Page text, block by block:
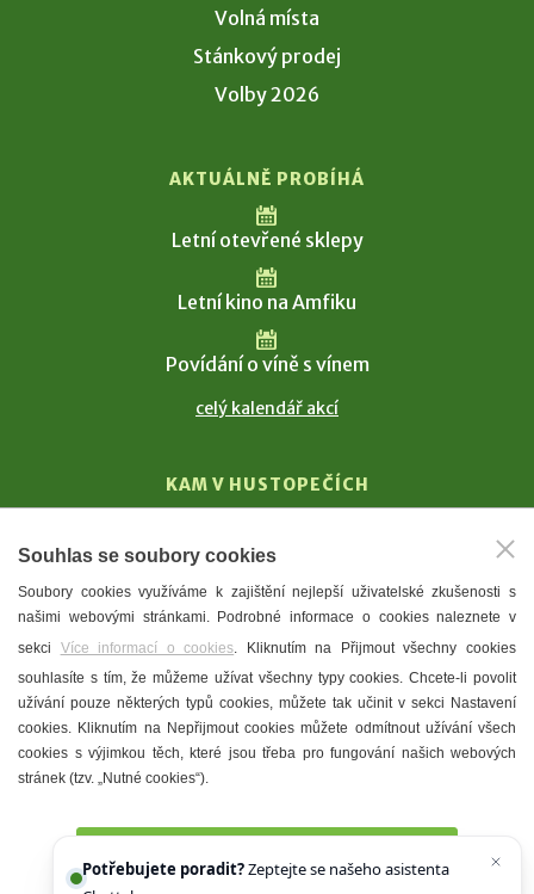
Volná místa
Stánkový prodej
Volby 2026
AKTUÁLNĚ PROBÍHÁ
Letní otevřené sklepy
Letní kino na Amfiku
Povídání o víně s vínem
celý kalendář akcí
KAM V HUSTOPEČÍCH
T. G. Masaryk
Mandloně
Ubytování
Restaurace
Městské muzeum a galerie
Denní meníčka
Souhlas se soubory cookies
Soubory cookies využíváme k zajištění nejlepší uživatelské zkušenosti s
našimi webovými stránkami. Podrobné informace o cookies naleznete v
sekci Více informací o cookies. Kliknutím na Přijmout všechny cookies
souhlasíte s tím, že můžeme užívat všechny typy cookies. Chcete-li povolit
užívání pouze některých typů cookies, můžete tak učinit v sekci Nastavení
cookies. Kliknutím na Nepřijmout cookies můžete odmítnout užívání všech
cookies s výjimkou těch, které jsou třeba pro fungování našich webových
stránek (tzv. „Nutné cookies“).
Potřebujete poradit?Zeptejte se našeho asistenta